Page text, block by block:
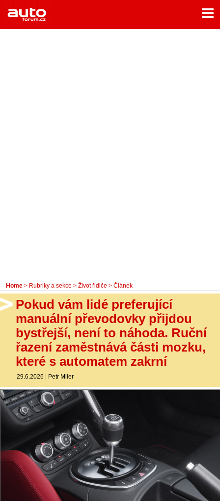
Home
Rubriky
Home > Rubriky a sekce > Život řidiče > Článek
Pokud vám lidé preferující
manuální převodovky přijdou
bystřejší, není to náhoda. Ruční
řazení zaměstnává části mozku,
které s automatem zakrní
29.6.2026 | Petr Miler